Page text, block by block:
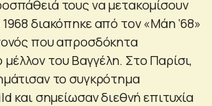
τους να μετακομίσουν
διακόπηκε από τον «Μάη ‘68»
που απροσδόκητα
του Βαγγέλη. Στο Παρίσι,
το συγκρότημα
και σημείωσαν διεθνή επιτυχία